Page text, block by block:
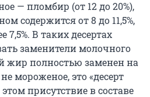
— пломбир (от 12 до 20%),
содержится от 8 до 11,5%,
В таких десертах
заменители молочного
полностью заменен на
мороженое, это «десерт
присутствие в составе